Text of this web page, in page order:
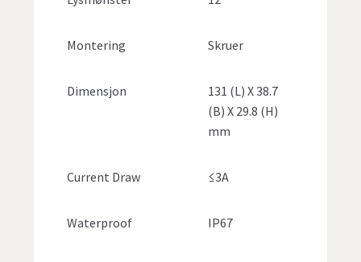
Montering Skruer
Dimensjon
131 (L) X 38.7
(B) X 29.8 (H)
mm
Current Draw ≤3A
Waterproof IP67